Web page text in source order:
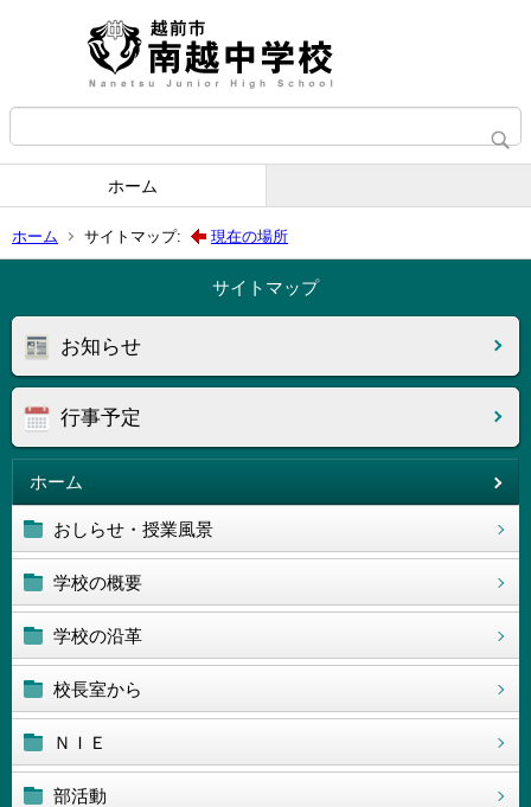
ホーム
ホーム サイトマップ: 現在の場所
サイトマップ
お知らせ
行事予定
ホーム
おしらせ・授業風景
学校の概要
学校の沿革
校長室から
ＮＩＥ
部活動